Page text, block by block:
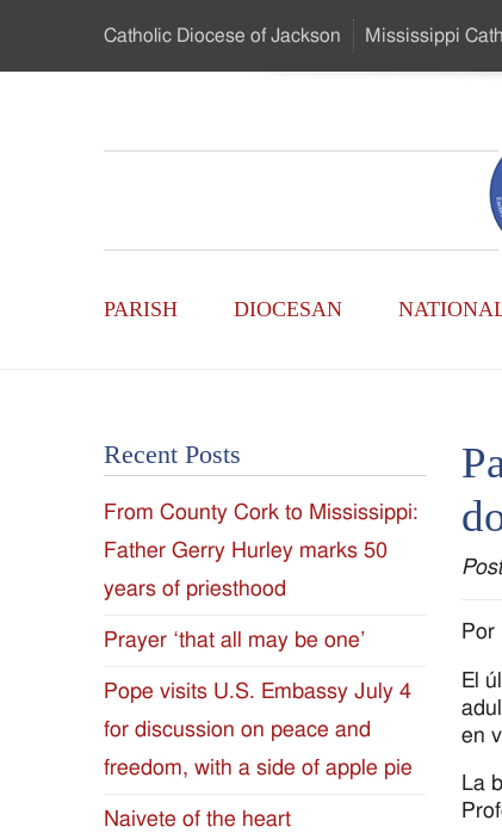
…
Catholic Diocese of Jackson Mississippi
Catholic
-
of
the
Diocese
of
Jackson
Since
1954
Main
PARISH DIOCESAN
El
en
La
Recent Posts
From County Cork to Mississippi:
Father Gerry Hurley marks 50
years of priesthood
Prayer ‘that all may be one’
Pope visits U.S. Embassy July 4
for discussion on peace and
freedom, with a side of apple pie
Naivete of the heart